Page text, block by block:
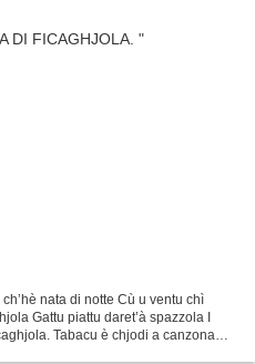
nata di notte Cù u ventu chì
Gattu piattu daret’à spazzola I
Tabacu è chjodi a canzona